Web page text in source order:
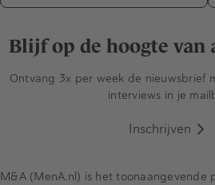
Blijf op de hoogte van
Ontvang 3x per week de nieuwsbrief
interviews in je
Inschrijven
M&A (MenA.nl) is het toonaangevende